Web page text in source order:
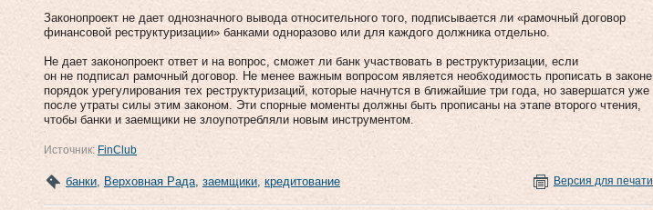
Законопроект не дает однозначного вывода относительного того, подписывается ли «рамочный договор
финансовой реструктуризации» банками одноразово или для каждого должника отдельно.
Не дает законопроект ответ и на вопрос, сможет ли банк участвовать в реструктуризации, если
он не подписал рамочный договор. Не менее важным вопросом является необходимость прописать в законе
порядок урегулирования тех реструктуризаций, которые начнутся в ближайшие три года, но завершатся уже
после утраты силы этим законом. Эти спорные моменты должны быть прописаны на этапе второго чтения,
чтобы банки и заемщики не злоупотребляли новым инструментом.
Источник: FinClub
банки, Верховная Рада, заемщики, кредитование Версия для печати